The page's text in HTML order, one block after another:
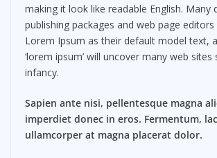
making it look like readable English. Many
publishing packages and web page
Lorem Ipsum as their default model text,
‘lorem ipsum’ will uncover many web sites
infancy.
Sapien ante nisi, pellentesque magna
imperdiet donec in eros. Fermentum,
ullamcorper at magna placerat dolor.